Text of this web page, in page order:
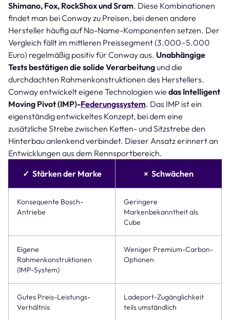
Shimano, Fox, RockShox und Sram. Diese Kombinationen
findet man bei Conway zu Preisen, bei denen andere
Hersteller häufig auf No-Name-Komponenten setzen. Der
Vergleich fällt im mittleren Preissegment (3.000–5.000
Euro) regelmäßig positiv für Conway aus. Unabhängige
Tests bestätigen die solide Verarbeitung und die
durchdachten Rahmenkonstruktionen des Herstellers.
Conway entwickelt eigene Technologien wie das Intelligent
Moving Pivot (IMP)-Federungssystem. Das IMP ist ein
eigenständig entwickeltes Konzept, bei dem eine
zusätzliche Strebe zwischen Ketten- und Sitzstrebe den
Hinterbau anlenkend verbindet. Dieser Ansatz erinnert an
Entwicklungen aus dem Rennsportbereich.
✓ Stärken der Marke
× Schwächen
Konsequente Bosch-
Antriebe
Geringere
Markenbekanntheit als
Cube
Eigene
Rahmenkonstruktionen
(IMP-System)
Weniger Premium-Carbon-
Optionen
Gutes Preis-Leistungs-
Verhältnis
Ladeport-Zugänglichkeit
teils umständlich